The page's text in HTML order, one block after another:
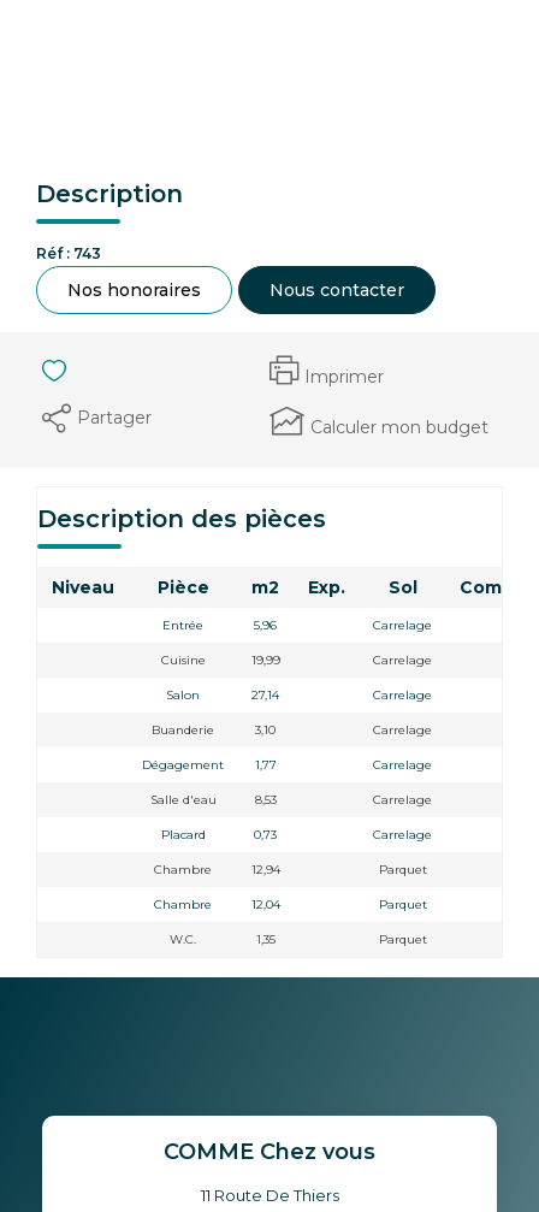
Description
Réf : 743
Nos honoraires Nous contacter
Imprimer
Partager
Calculer mon budget
Description des pièces
Niveau Pièce m2 Exp. Sol
Entrée 5,96 Carrelage
Cuisine 19,99 Carrelage
Salon 27,14 Carrelage
Buanderie 3,10 Carrelage
Dégagement 1,77 Carrelage
Salle d'eau 8,53 Carrelage
Placard 0,73 Carrelage
Chambre 12,94 Parquet
Chambre 12,04 Parquet
W.C. 1,35 Parquet
COMME Chez vous
11 Route De Thiers